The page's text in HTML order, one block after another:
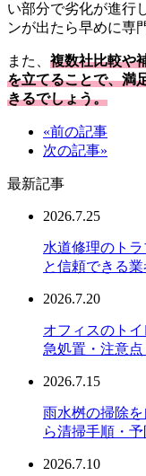
い部分で劣化が進行
ンが出たら早めに専
また、 複数社比較や
を立てることで、満
きるでしょう。
«前の記事
次の記事»
最新記事
2026.7.25
水道修理のト
と信頼できる
2026.7.20
オフィスのト
急処置・注意点
2026.7.15
雨水桝の掃除
ら清掃手順・予
2026.7.10